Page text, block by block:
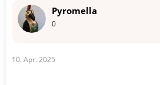
Pyromella
0
10. Apr. 2025